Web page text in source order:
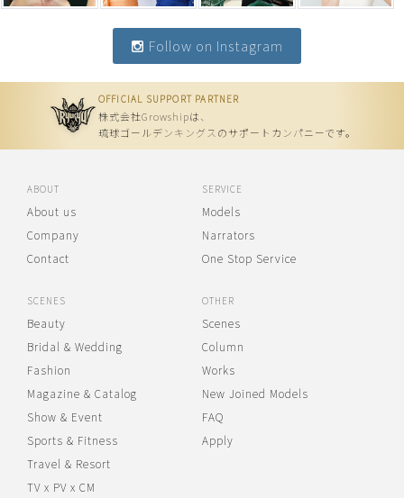
Follow on Instagram
OFFICIAL SUPPORT PARTNER
株式会社Growshipは、
琉球ゴールデンキングスのサポートカンパニーです。
ABOUT
About us
Company
Contact
SERVICE
Models
Narrators
One Stop Service
SCENES
Beauty
Bridal & Wedding
Fashion
Magazine & Catalog
Show & Event
Sports & Fitness
Travel & Resort
TV x PV x CM
OTHER
Scenes
Column
Works
New Joined Models
FAQ
Apply